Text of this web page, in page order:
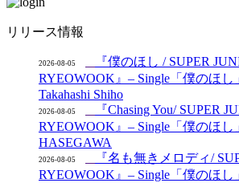
リリース情報
2026-08-05
『僕のほし / SUPER
RYEOWOOK』– Single「僕のほし
Takahashi Shiho
2026-08-05
『Chasing You/ SUPER
RYEOWOOK』– Single「僕のほし
HASEGAWA
2026-08-05
『名も無きメロディ/
RYEOWOOK』– Single「僕のほし